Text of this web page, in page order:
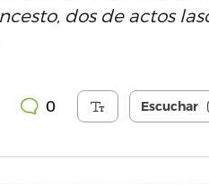
dos de actos
0 Escuchar